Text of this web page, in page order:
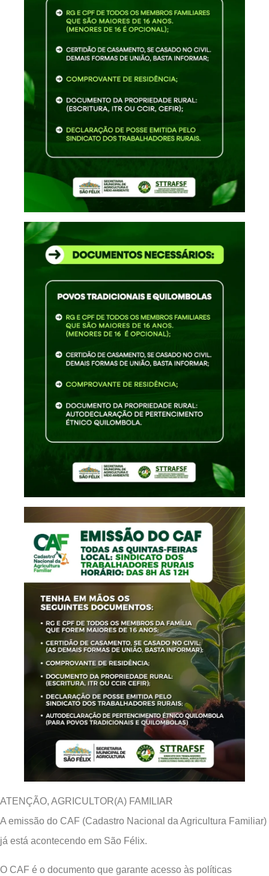
ATENÇÃO, AGRICULTOR(A) FAMILIAR
A emissão do CAF (Cadastro Nacional da Agricultura Familiar)
já está acontecendo em São Félix.
O CAF é o documento que garante acesso às políticas